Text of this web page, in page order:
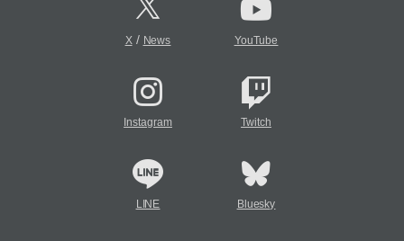
X/ News YouTube
Instagram Twitch
LINE Bluesky